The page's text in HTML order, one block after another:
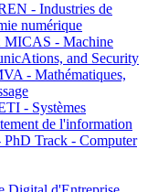
- Industries de
numérique
- Machine
and Security
- Mathématiques,
- Systèmes
de l'information
Track - Computer